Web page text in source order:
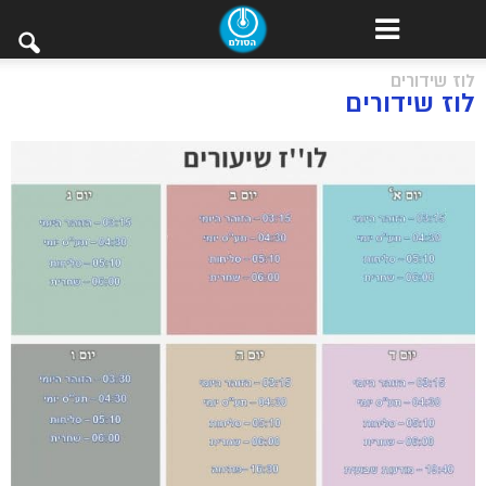
לוז שידורים
לוז שידורים